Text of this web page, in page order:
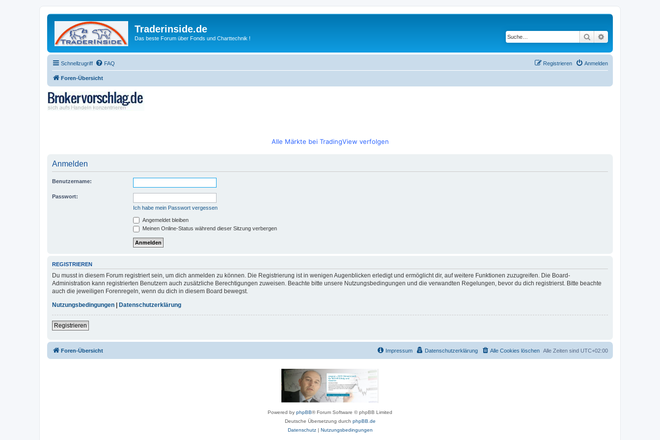
Traderinside.de
Das beste Forum über Fonds und Charttechnik ! Suche
Schnellzugriff FAQ Anmelden
Registrieren
Foren-Übersicht
Alle Märkte bei TradingView verfolgen
Anmelden
Benutzername:
Passwort:
Ich habe mein Passwort vergessen
Angemeldet bleiben
Meinen Online-Status während dieser Sitzung verbergen
REGISTRIEREN
Du musst in diesem Forum registriert sein, um dich anmelden zu können. Die Registrierung ist in wenigen Augenblicken erledigt und ermöglicht dir, auf weitere Funktionen zuzugreifen. Die Board-
Administration kann registrierten Benutzern auch zusätzliche Berechtigungen zuweisen. Beachte bitte unsere Nutzungsbedingungen und die verwandten Regelungen, bevor du dich registrierst. Bitte beachte
auch die jeweiligen Forenregeln, wenn du dich in diesem Board bewegst.
Nutzungsbedingungen
Datenschutzerklärung
Registrieren
Foren-Übersicht Alle Zeiten sind UTC+02:00
Alle Cookies löschen
Datenschutzerklärung
Impressum
Powered by phpBB® Forum Software © phpBB Limited
Deutsche Übersetzung durch phpBB.de
Datenschutz| Nutzungsbedingungen